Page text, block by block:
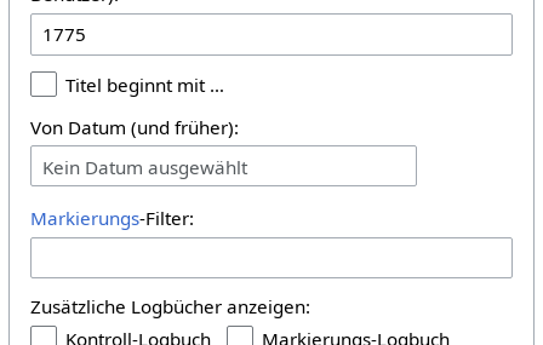
Titel beginnt mit …
Von Datum (und früher):
Kein Datum ausgewählt
Markierungs-Filter:
Zusätzliche Logbücher anzeigen:
Kontroll-Logbuch
Markierungs-Logbuch